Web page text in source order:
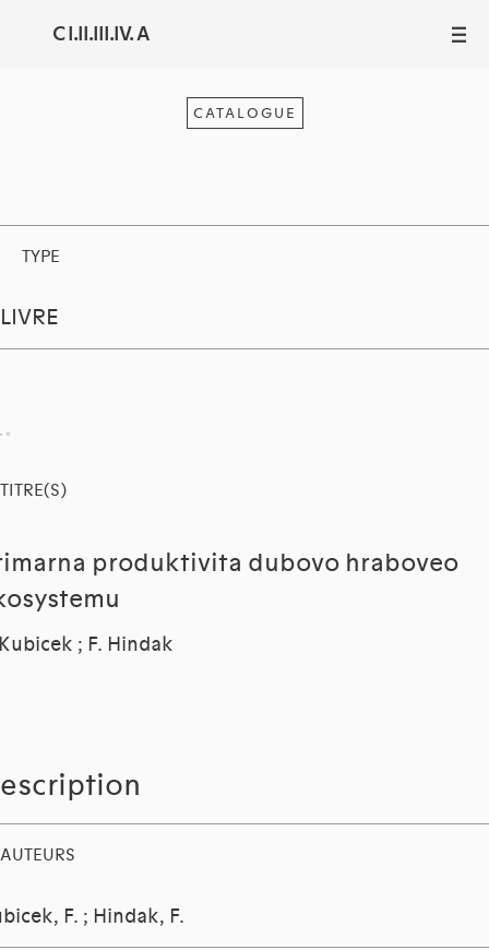
C I.II.III.IV. A III
CATALOGUE
TYPE
LIVRE
TITRE(S)
produktivita dubovo hraboveo
; F. Hindak
AUTEURS
F. ; Hindak, F.